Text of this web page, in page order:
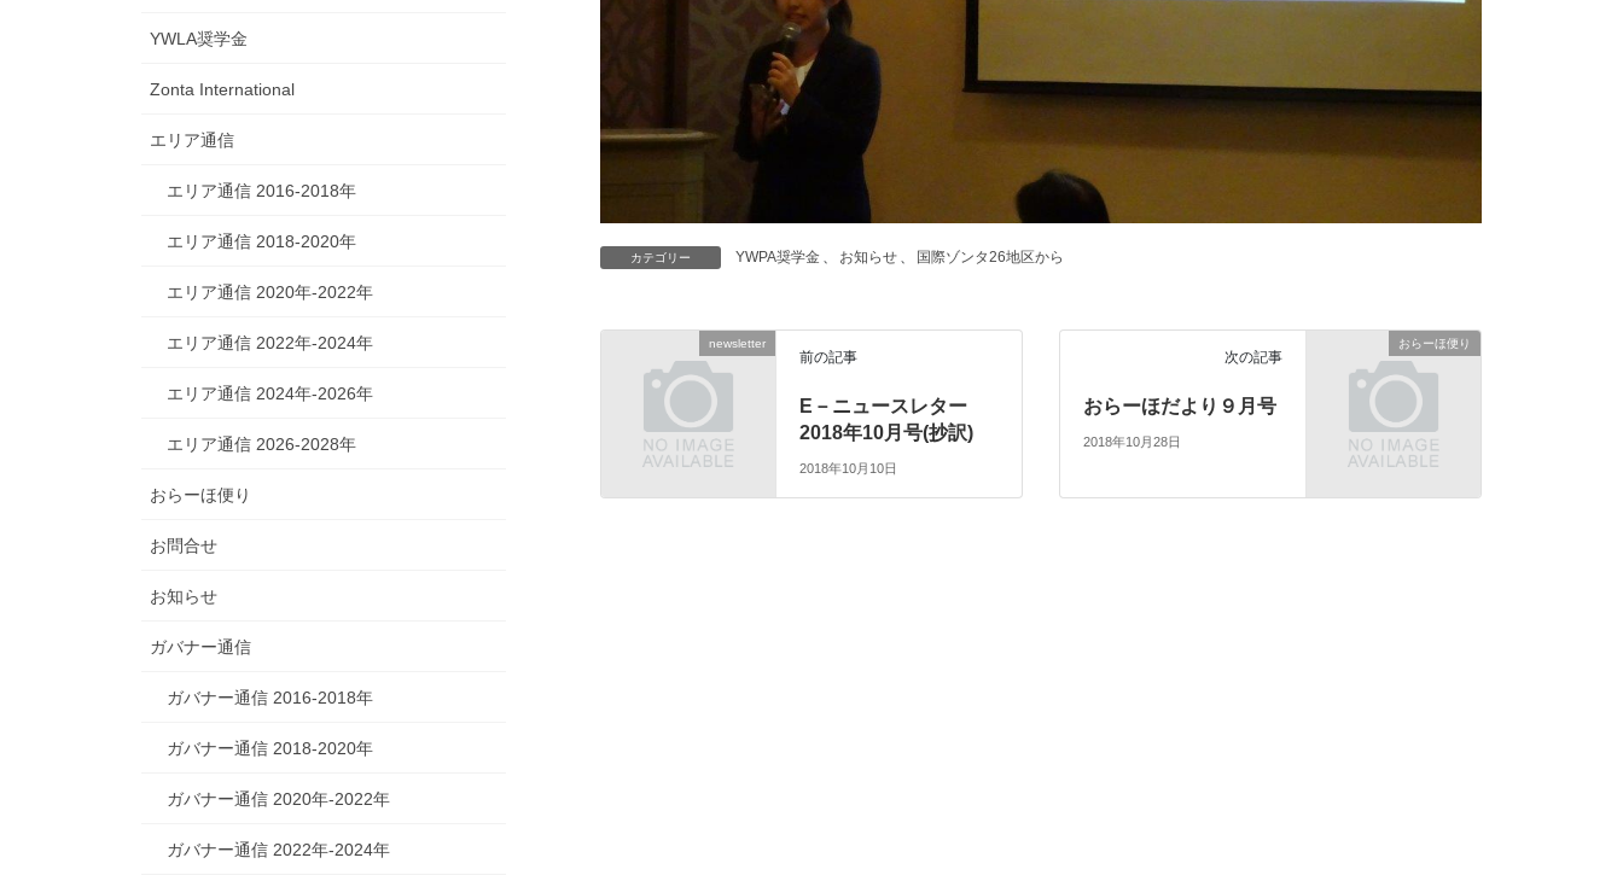
カテゴリー YWPA奨学金 、 お知らせ 、 国際ゾンタ26地区から
newsletter
前の記事
E－ニュースレター
2018年10月号(抄訳)
2018年10月10日
おらーほ便り
次の記事
おらーほだより９月号
2018年10月28日
YWLA奨学金
Zonta International
エリア通信
エリア通信 2016-2018年
エリア通信 2018-2020年
エリア通信 2020年-2022年
エリア通信 2022年-2024年
エリア通信 2024年-2026年
エリア通信 2026-2028年
おらーほ便り
お問合せ
お知らせ
ガバナー通信
ガバナー通信 2016-2018年
ガバナー通信 2018-2020年
ガバナー通信 2020年-2022年
ガバナー通信 2022年-2024年